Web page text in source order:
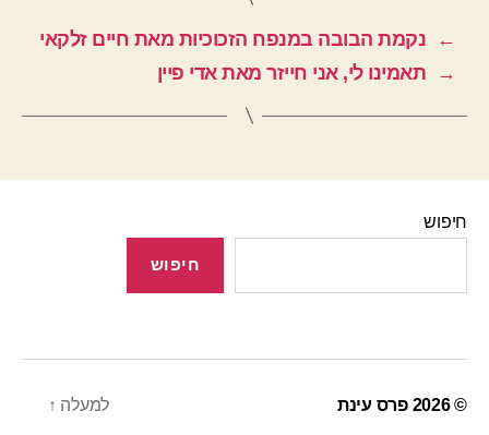
←
נקמת הבובה במנפח הזכוכיות מאת חיים זלקאי
→
תאמינו לי, אני חייזר מאת אדי פיין
חיפוש
חיפוש
© 2026 פרס עינת למעלה ↑